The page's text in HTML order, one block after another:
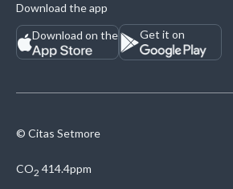
Download the app
Download on the
Get it on
© Citas Setmore
CO2 414.4ppm